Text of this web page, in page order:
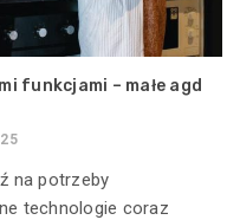
funkcjami – małe agd
na potrzeby
technologie coraz